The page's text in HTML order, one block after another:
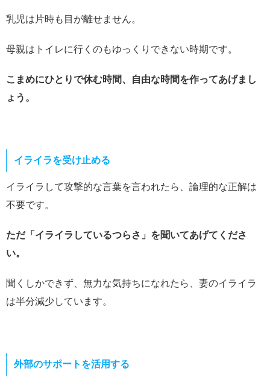
乳児は片時も目が離せません。
母親はトイレに行くのもゆっくりできない時期です。
こまめにひとりで休む時間、自由な時間を作ってあげまし
ょう。
イライラを受け止める
イライラして攻撃的な言葉を言われたら、論理的な正解は
不要です。
ただ「イライラしているつらさ」を聞いてあげてくださ
い。
聞くしかできず、無力な気持ちになれたら、妻のイライラ
は半分減少しています。
外部のサポートを活用する